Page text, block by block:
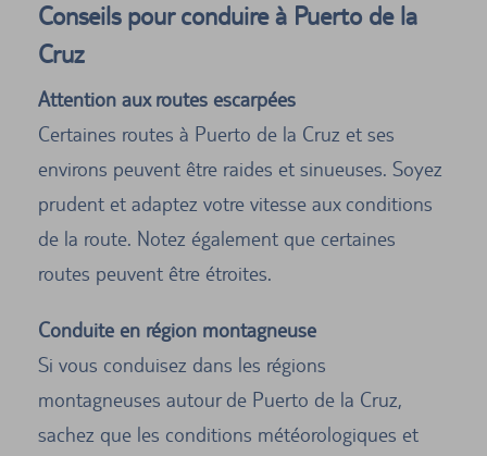
Conseils pour conduire à Puerto de la
Cruz
Attention aux routes escarpées
Certaines routes à Puerto de la Cruz et ses
environs peuvent être raides et sinueuses. Soyez
prudent et adaptez votre vitesse aux conditions
de la route. Notez également que certaines
routes peuvent être étroites.
Conduite en région montagneuse
Si vous conduisez dans les régions
montagneuses autour de Puerto de la Cruz,
sachez que les conditions météorologiques et